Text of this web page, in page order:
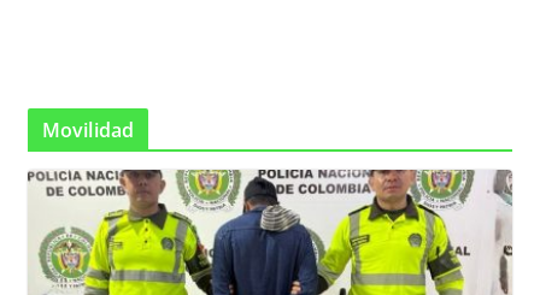
Movilidad